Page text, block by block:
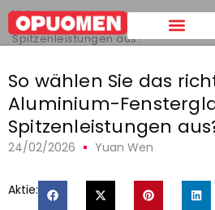
Heim >
So wählen Sie das richtige
Spitzenleistungen aus?
So wählen Sie das
Aluminium-
Spitzenleistungen
24/02/2026 Yuan Wen
Aktie: